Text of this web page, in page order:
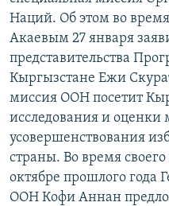
поискуЎЗБЕКЧА
ТОҶИКӢ
TÜRKMENÇE
Все сайты РСЕ/РС
Наций. Об этом во
Акаевым 27 января
представительства
Кыргызстане Ежи
миссия ООН посетит
исследования и
усовершенствования
страны. Во время
октябре прошлого года
ООН Кофи Аннан